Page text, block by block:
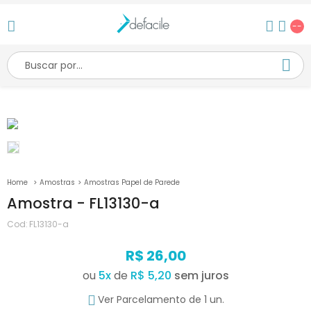
--
Amostras Amostras Papel de Parede
Amostra - FL13130-a
Cod: FL13130-a
R$ 26,00
ou 5xde R$ 5,20
Ver Parcelamento de 1 un.